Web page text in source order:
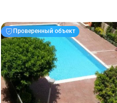
Проверенный объект